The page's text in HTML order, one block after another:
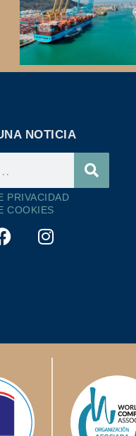
NOTICIA
PRIVACIDAD
COOKIES